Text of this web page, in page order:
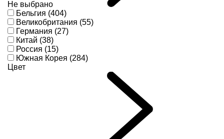
Не выбрано
Бельгия (404)
Великобритания (55)
Германия (27)
Китай (38)
Россия (15)
Южная Корея (284)
Цвет